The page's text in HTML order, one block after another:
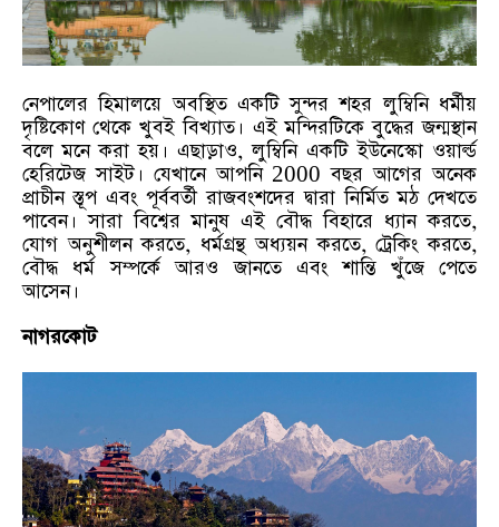
নেপালের হিমালয়ে অবস্থিত একটি সুন্দর শহর লুম্বিনি ধর্মীয়
দৃষ্টিকোণ থেকে খুবই বিখ্যাত। এই মন্দিরটিকে বুদ্ধের জন্মস্থান
বলে মনে করা হয়। এছাড়াও, লুম্বিনি একটি ইউনেস্কো ওয়ার্ল্ড
হেরিটেজ সাইট। যেখানে আপনি 2000 বছর আগের অনেক
প্রাচীন স্তূপ এবং পূর্ববর্তী রাজবংশদের দ্বারা নির্মিত মঠ দেখতে
পাবেন। সারা বিশ্বের মানুষ এই বৌদ্ধ বিহারে ধ্যান করতে,
যোগ অনুশীলন করতে, ধর্মগ্রন্থ অধ্যয়ন করতে, ট্রেকিং করতে,
বৌদ্ধ ধর্ম সম্পর্কে আরও জানতে এবং শান্তি খুঁজে পেতে
আসেন।
নাগরকোট